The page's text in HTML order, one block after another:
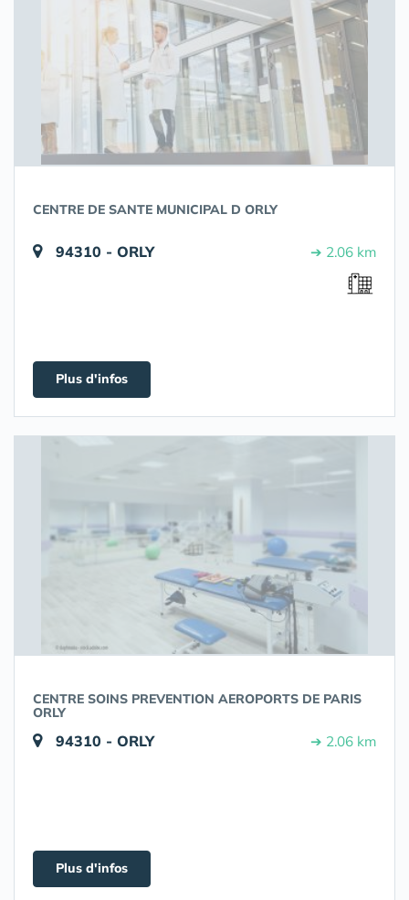
CENTRE DE SANTE MUNICIPAL D ORLY
94310 - ORLY ➔ 2.06 km
Plus d'infos
CENTRE SOINS PREVENTION AEROPORTS DE PARIS
ORLY
94310 - ORLY ➔ 2.06 km
Plus d'infos